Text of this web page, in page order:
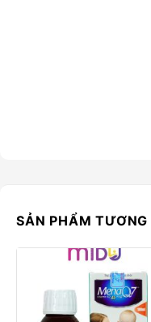
SẢN PHẨM